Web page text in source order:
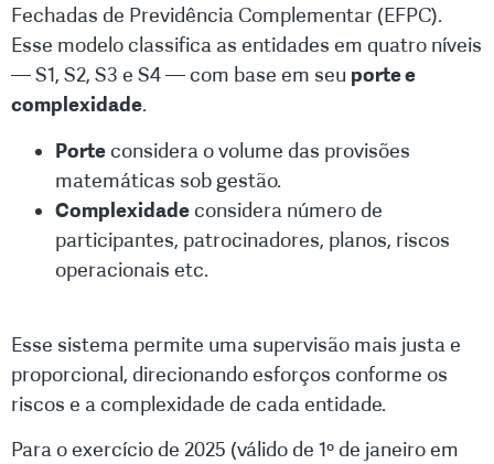
Fechadas de Previdência Complementar (EFPC).
Esse modelo classifica as entidades em quatro níveis
— S1, S2, S3 e S4 — com base em seu porte e
complexidade.
Porteconsidera o volume das provisões
matemáticas sob gestão.
Complexidadeconsidera número de
participantes, patrocinadores, planos, riscos
operacionais etc.
Esse sistema permite uma supervisão mais justa e
proporcional, direcionando esforços conforme os
riscos e a complexidade de cada entidade.
Para o exercício de 2025 (válido de 1º de janeiro em